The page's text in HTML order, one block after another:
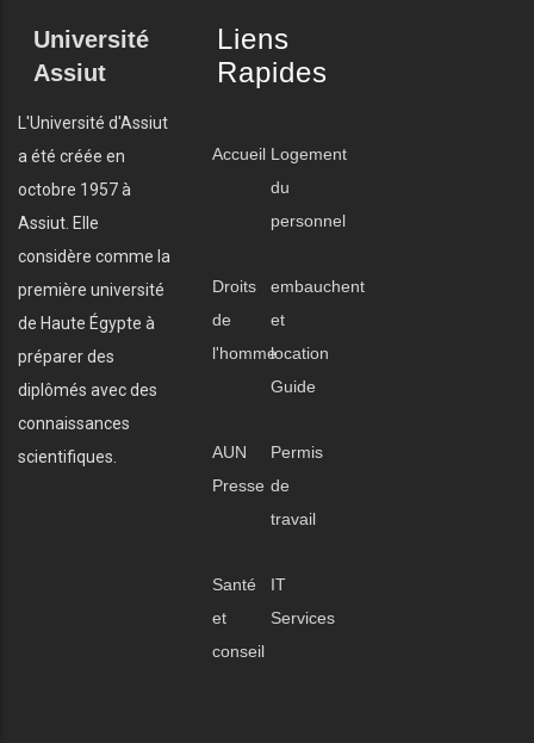
Université
Assiut
L'Université d'Assiut
a été créée en
octobre 1957 à
Assiut. Elle
considère comme la
première université
de Haute Égypte à
préparer des
diplômés avec des
connaissances
scientifiques.
Liens
Rapides
Accueil Logement
du
personnel
Droits
de
l'homme
embauchent
et
location
Guide
AUN
Presse
Permis
de
travail
Santé
et
conseil
IT
Services